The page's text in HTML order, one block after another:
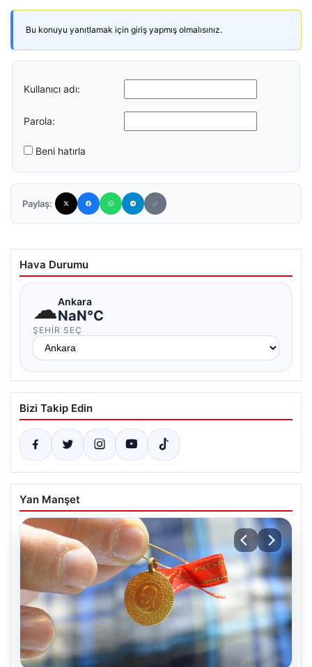
Bu konuyu yanıtlamak için giriş yapmış olmalısınız.
Kullanıcı adı:
Parola:
Beni hatırla
Paylaş:
Hava Durumu
☁Ankara
NaN°C
ŞEHIR SEÇ
Bizi Takip Edin
Yan Manşet